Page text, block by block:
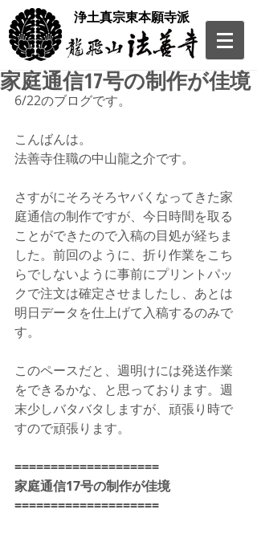
​浄土真宗東本願寺派
家庭通信17号の制作が佳境
6/22のブログです。
こんばんは。
法善寺住職の中山龍之介です。
さすがにそろそろヤバくなってきた家
庭通信の制作ですが、今日時間を取る
ことができたので入稿の目処が経ちま
した。前回のように、折り作業をこち
らでしないように事前にプリントパッ
クで注文は確定させましたし、あとは
明日データを仕上げて入稿するのみで
す。
このペースだと、週明けには発送作業
をできるかな、と思っております。週
末少しバタバタしますが、頑張り時で
すので頑張ります。
====================
家庭通信17号の制作が佳境
====================